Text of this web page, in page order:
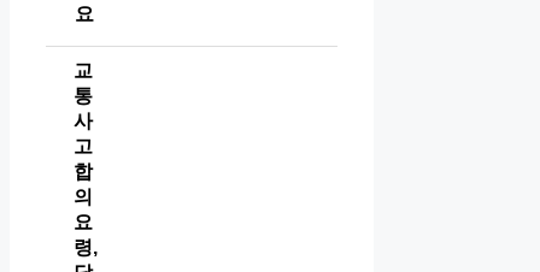
요
교
통
사
고
합
의
요
령,